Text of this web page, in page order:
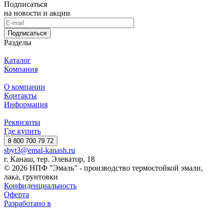
Подписаться
на новости и акции
Подписаться
Разделы
Каталог
Компания
О компании
Контакты
Информация
Реквизиты
Где купить
8 800 700 79 72
sbyt3@emal-kanash.ru
г. Канаш, тер. Элеватор, 18
© 2026 НПФ "Эмаль" - производство термостойкой эмали,
лака, грунтовки
Конфиденциальность
Оферта
Разработано в